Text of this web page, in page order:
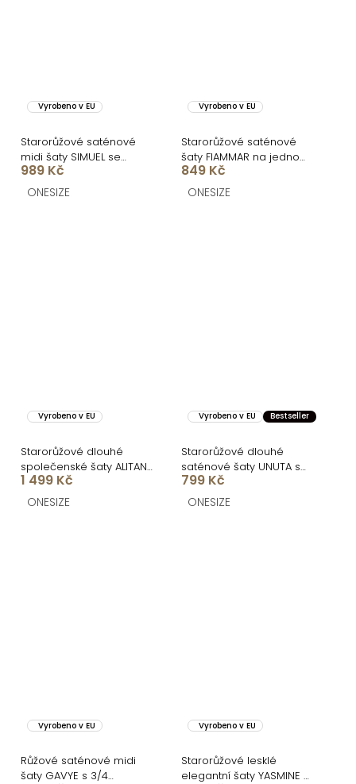
Vyrobeno v EU
Starorůžové saténové
midi šaty SIMUEL se
šněrováním
989 Kč
ONESIZE
Vyrobeno v EU
Starorůžové saténové
šaty FIAMMAR na jedno
rameno
849 Kč
ONESIZE
Vyrobeno v EU
Starorůžové dlouhé
společenské šaty ALITAN
s rozparkem
1 499 Kč
ONESIZE
Vyrobeno v EU Bestseller
Starorůžové dlouhé
saténové šaty UNUTA s
odhalenými zády
799 Kč
ONESIZE
Vyrobeno v EU
Růžové saténové midi
šaty GAVYE s 3/4
Vyrobeno v EU
Starorůžové lesklé
elegantní šaty YASMINE s